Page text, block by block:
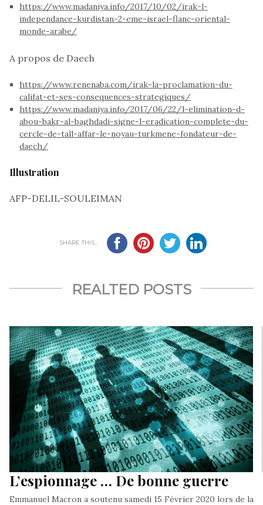
https://www.madaniya.info/2017/10/02/irak-l-
independance-kurdistan-2-eme-israel-flanc-oriental-
monde-arabe/
A propos de Daech
https://www.renenaba.com/irak-la-proclamation-du-
califat-et-ses-consequences-strategiques/
https://www.madaniya.info/2017/06/22/l-elimination-d-
abou-bakr-al-baghdadi-signe-l-eradication-complete-du-
cercle-de-tall-affar-le-noyau-turkmene-fondateur-de-
daech/
Illustration
AFP-DELIL-SOULEIMAN
SHARE THIS...
REALTED POSTS
L’espionnage … De bonne guerre
Emmanuel Macron a soutenu samedi 15 Février 2020 lors de la